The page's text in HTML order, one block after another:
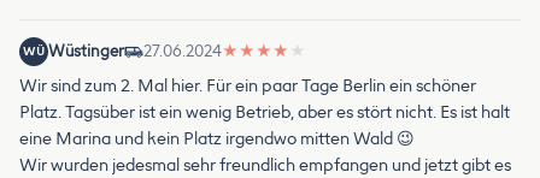
WÜ Wüstinger 27.06.2024★ ★ ★ ★ ★
Wir sind zum 2. Mal hier. Für ein paar Tage Berlin ein schöner
Platz. Tagsüber ist ein wenig Betrieb, aber es stört nicht. Es ist halt
eine Marina und kein Platz irgendwo mitten Wald 😉
Wir wurden jedesmal sehr freundlich empfangen und jetzt gibt es